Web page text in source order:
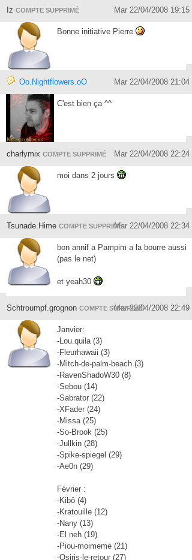
Iz COMPTE SUPPRIMÉ Mar 22/04/2008 19:15
Bonne initiative Pierre
Oo.Nightflowers.oO Mar 22/04/2008 21:04
C'est bien ça ^^
charlymix COMPTE SUPPRIMÉ Mar 22/04/2008 22:24
moi dans 2 jours
Tsunade.Hime COMPTE SUPPRIMÉMar 22/04/2008 22:34
bon annif a Pampim a la bourre aussi
(pas le net)
et yeah30
Schtroumpf.grognon COMPTE SUPPRIMÉMar 22/04/2008 22:49
Janvier:
-Lou.quila (3)
-Fleurhawaii (3)
-Mitch-de-palm-beach (3)
-RavenShadoW30 (8)
-Sebou (14)
-Sabrator (22)
-XFader (24)
-Missa (25)
-So-Brook (25)
-Jullkin (28)
-Spike-spiegel (29)
-Ae0n (29)
Février :
-Kibô (4)
-Kratouille (12)
-Nany (13)
-El neh (19)
-Piou-moimeme (21)
-Osiris-le-retour (27)